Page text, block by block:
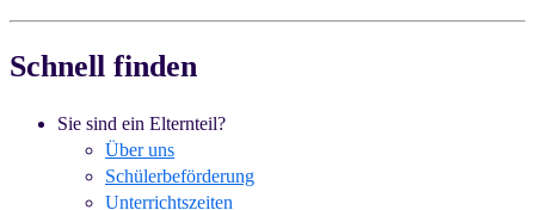
Schnell finden
Sie sind ein Elternteil?
Über uns
Schülerbeförderung
Unterrichtszeiten